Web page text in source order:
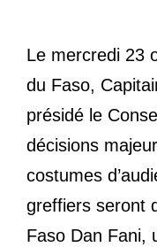
Le mercredi 23
du Faso,
présidé le
décisions
costumes
greffiers seront
Faso Dan Fani,